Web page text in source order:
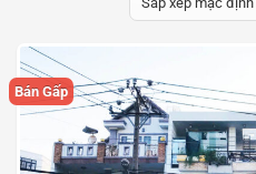
Bán Gấp